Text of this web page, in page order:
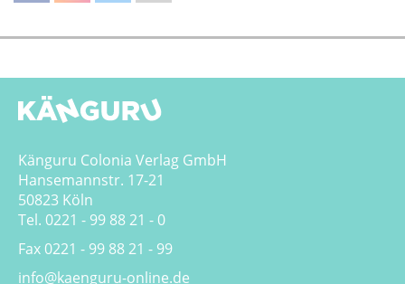
Känguru Colonia Verlag GmbH
Hansemannstr. 17-21
50823 Köln
Tel. 0221 - 99 88 21 - 0
Fax 0221 - 99 88 21 - 99
info@kaenguru-online.de